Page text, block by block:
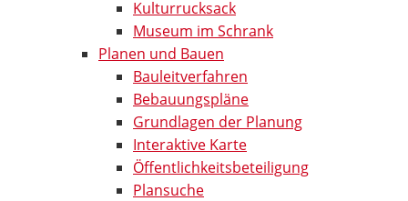
Kulturrucksack
Museum im Schrank
Planen und Bauen
Bauleitverfahren
Bebauungspläne
Grundlagen der Planung
Interaktive Karte
Öffentlichkeitsbeteiligung
Plansuche